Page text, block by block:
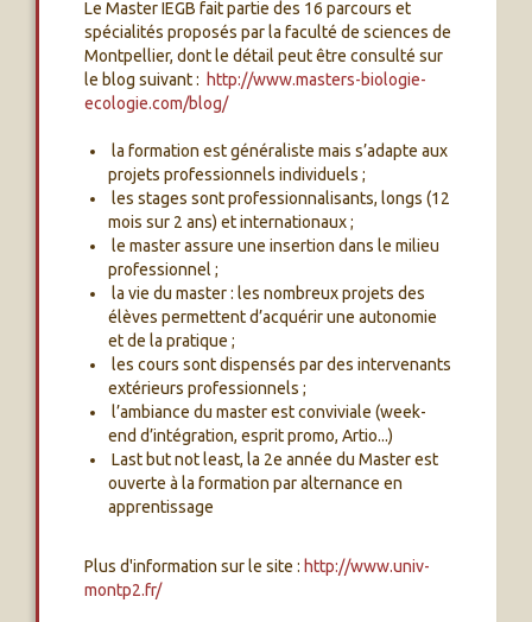
Le Master IEGB fait partie des 16 parcours et
spécialités proposés par la faculté de sciences de
Montpellier, dont le détail peut être consulté sur
le blog suivant : http://www.masters-biologie-
ecologie.com/blog/
la formation est généraliste mais s’adapte aux
projets professionnels individuels ;
les stages sont professionnalisants, longs (12
mois sur 2 ans) et internationaux ;
le master assure une insertion dans le milieu
professionnel ;
la vie du master : les nombreux projets des
élèves permettent d’acquérir une autonomie
et de la pratique ;
les cours sont dispensés par des intervenants
extérieurs professionnels ;
l’ambiance du master est conviviale (week-
end d’intégration, esprit promo, Artio...)
Last but not least, la 2e année du Master est
ouverte à la formation par alternance en
apprentissage
Plus d'information sur le site : http://www.univ-
montp2.fr/